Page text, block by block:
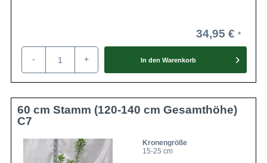
34,95 €
- + In den Warenkorb
60 cm Stamm (120-140 cm Gesamthöhe)
C7
Kronengröße
15-25 cm